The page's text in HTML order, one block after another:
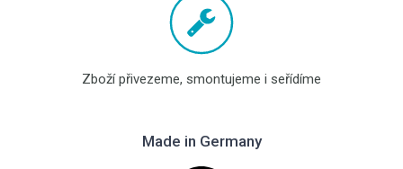
Zboží přivezeme, smontujeme i seřídíme
Made in Germany